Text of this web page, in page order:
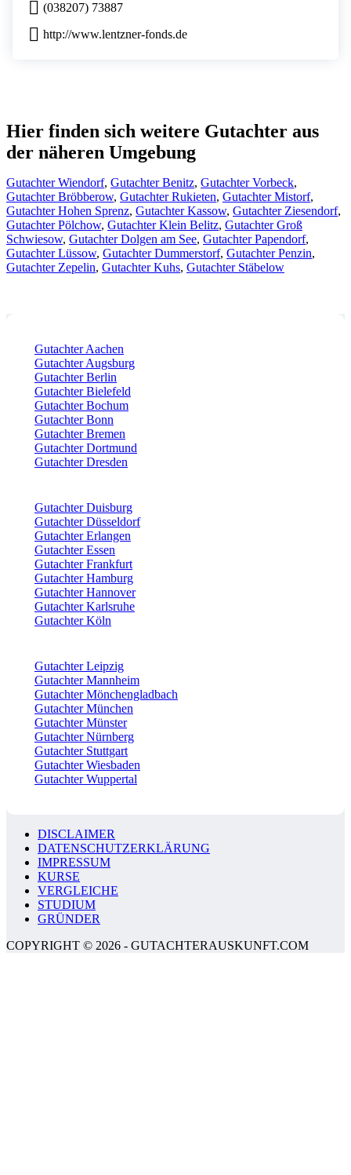
(038207) 73887
http://www.lentzner-fonds.de
Hier finden sich weitere Gutachter aus
der näheren Umgebung
Gutachter Wiendorf, Gutachter Benitz, Gutachter Vorbeck,
Gutachter Bröbberow, Gutachter Rukieten, Gutachter Mistorf,
Gutachter Hohen Sprenz, Gutachter Kassow, Gutachter Ziesendorf,
Gutachter Pölchow, Gutachter Klein Belitz, Gutachter Groß
Schwiesow, Gutachter Dolgen am See, Gutachter Papendorf,
Gutachter Lüssow, Gutachter Dummerstorf, Gutachter Penzin,
Gutachter Zepelin, Gutachter Kuhs, Gutachter Stäbelow
Gutachter Aachen
Gutachter Augsburg
Gutachter Berlin
Gutachter Bielefeld
Gutachter Bochum
Gutachter Bonn
Gutachter Bremen
Gutachter Dortmund
Gutachter Dresden
Gutachter Duisburg
Gutachter Düsseldorf
Gutachter Erlangen
Gutachter Essen
Gutachter Frankfurt
Gutachter Hamburg
Gutachter Hannover
Gutachter Karlsruhe
Gutachter Köln
Gutachter Leipzig
Gutachter Mannheim
Gutachter Mönchengladbach
Gutachter München
Gutachter Münster
Gutachter Nürnberg
Gutachter Stuttgart
Gutachter Wiesbaden
Gutachter Wuppertal
DISCLAIMER
DATENSCHUTZERKLÄRUNG
IMPRESSUM
KURSE
VERGLEICHE
STUDIUM
GRÜNDER
COPYRIGHT © 2026 - GUTACHTERAUSKUNFT.COM